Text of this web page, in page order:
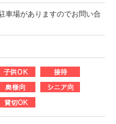
車場がありますのでお問い合